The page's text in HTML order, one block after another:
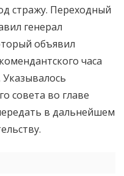
стражу. Переходный
генерал
объявил
часа
совета во главе
в дальнейшем